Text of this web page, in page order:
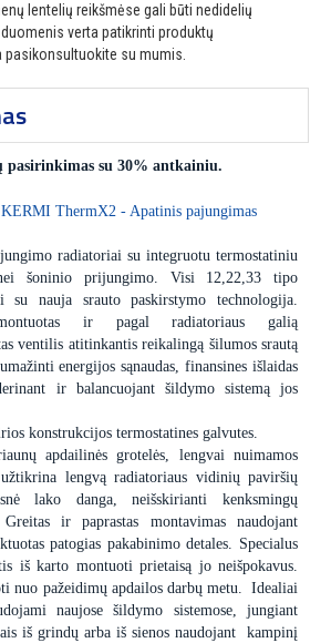
lentelių reikšmėse gali būti nedidelių
verta patikrinti produktų
pasikonsultuokite su mumis.
pasirinkimas su 30% antkainiu.
ThermX2 - Apatinis pajungimas
radiatoriai su integruotu termostatiniu
šoninio prijungimo. Visi 12,22,33 tipo
su nauja srauto paskirstymo technologija.
ir pagal radiatoriaus galią
ventilis atitinkantis reikalingą šilumos srautą
energijos sąnaudas, finansines išlaidas
ir balancuojant šildymo sistemą jos
konstrukcijos termostatines galvutes.
apdailinės grotelės, lengvai nuimamos
lengvą radiatoriaus vidinių paviršių
lako danga, neišskirianti kenksmingų
ir paprastas montavimas naudojant
patogias pakabinimo detales. Specialus
iš karto montuoti prietaisą jo neišpokavus.
nuo pažeidimų apdailos darbų metu. Idealiai
naujose šildymo sistemose, jungiant
iš grindų arba iš sienos naudojant kampinį